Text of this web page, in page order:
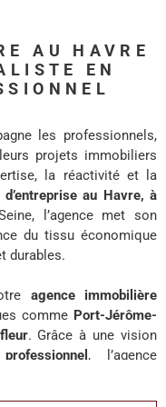
BLOG
AU HAVRE
EN
les professionnels,
projets immobiliers
la réactivité et la
au Havre, à
l’agence met son
du tissu économique
durables.
agence immobilière
comme Port-Jérôme-
. Grâce à une vision
, l’agence